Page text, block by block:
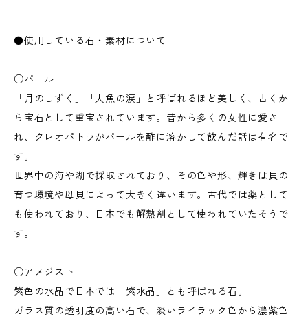
●使用している石・素材について
○パール
「月のしずく」「人魚の涙」と呼ばれるほど美しく、古くか
ら宝石として重宝されています。昔から多くの女性に愛さ
れ、クレオパトラがパールを酢に溶かして飲んだ話は有名で
す。
世界中の海や湖で採取されており、その色や形、輝きは貝の
育つ環境や母貝によって大きく違います。古代では薬として
も使われており、日本でも解熱剤として使われていたそうで
す。
○アメジスト
紫色の水晶で日本では「紫水晶」とも呼ばれる石。
ガラス質の透明度の高い石で、淡いライラック色から濃紫色